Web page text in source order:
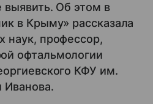
выявить. Об этом в
в Крыму» рассказала
наук, профессор,
офтальмологии
КФУ им.
Иванова.